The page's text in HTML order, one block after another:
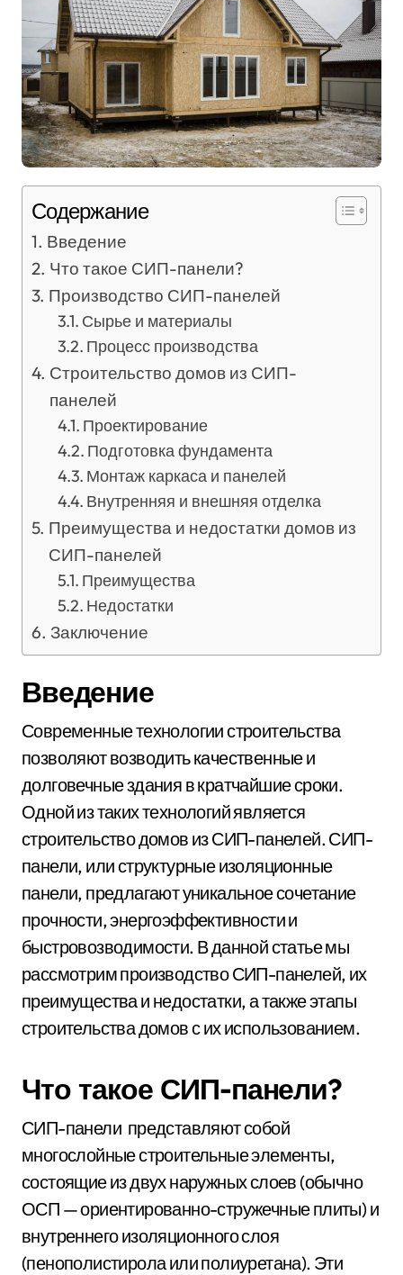
Содержание
Введение
Что такое СИП-панели?
Производство СИП-панелей
Сырье и материалы
Процесс производства
Строительство домов из СИП-
панелей
Проектирование
Подготовка фундамента
Монтаж каркаса и панелей
Внутренняя и внешняя отделка
Преимущества и недостатки домов из
СИП-панелей
Преимущества
Недостатки
Заключение
Введение
Современные технологии строительства
позволяют возводить качественные и
долговечные здания в кратчайшие сроки.
Одной из таких технологий является
строительство домов из СИП-панелей. СИП-
панели, или структурные изоляционные
панели, предлагают уникальное сочетание
прочности, энергоэффективности и
быстровозводимости. В данной статье мы
рассмотрим производство СИП-панелей, их
преимущества и недостатки, а также этапы
строительства домов с их использованием.
Что такое СИП-панели?
СИП-панели представляют собой
многослойные строительные элементы,
состоящие из двух наружных слоев (обычно
ОСП — ориентированно-стружечные плиты) и
внутреннего изоляционного слоя
(пенополистирола или полиуретана). Эти